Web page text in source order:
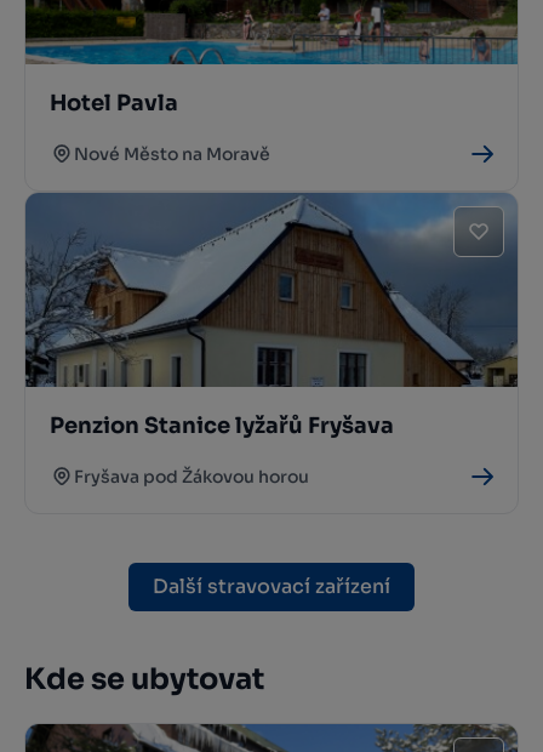
Hotel Pavla
Nové Město na Moravě
Penzion Stanice lyžařů Fryšava
Fryšava pod Žákovou horou
Další stravovací zařízení
Kde se ubytovat